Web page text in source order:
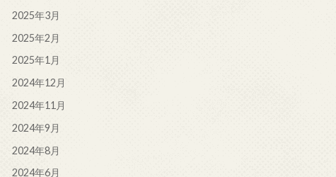
2025年3月
2025年2月
2025年1月
2024年12月
2024年11月
2024年9月
2024年8月
2024年6月